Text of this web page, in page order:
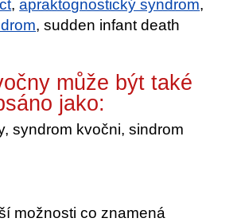
,apraktognostický syndrom,
, sudden infant death
může být také
jako:
syndrom kvočni, sindrom
možnosti co znamená